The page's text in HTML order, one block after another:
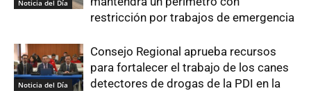
Noticia del Día
restricción por trabajos de emergencia
Noticia del Día
Consejo Regional aprueba recursos
para fortalecer el trabajo de los canes
detectores de drogas de la PDI en la